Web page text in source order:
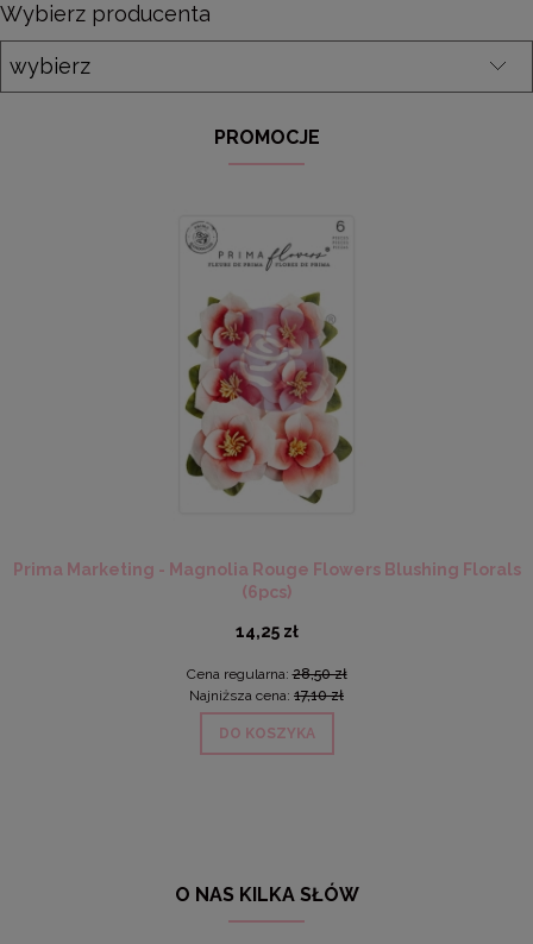
Wybierz producenta
PROMOCJE
Prima Marketing - Magnolia Rouge Flowers Blushing Florals
(6pcs)
14,25 zł
Cena regularna:28,50 zł
Najniższa cena: 17,10 zł
DO KOSZYKA
O NAS KILKA SŁÓW